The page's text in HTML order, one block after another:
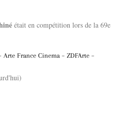
était en compétition lors de la 69e
France Cinema – ZDFArte –